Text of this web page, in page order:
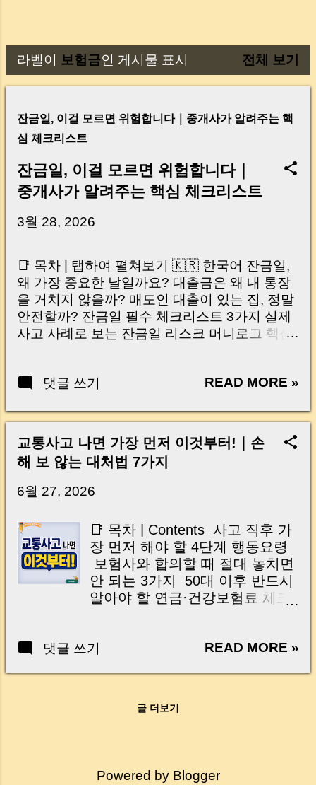
글
라벨이 보험금인 게시물 표시 전체 보기
잔금일, 이걸 모르면 위험합니다｜중개사가 알려주는 핵
심 체크리스트
잔금일, 이걸 모르면 위험합니다｜
중개사가 알려주는 핵심 체크리스트
3월 28, 2026
📑 목차 | 탭하여 펼쳐보기 🇰🇷 한국어 잔금일,
왜 가장 중요한 날일까요? 대출금은 왜 내 통장
을 거치지 않을까? 매도인 대출이 있는 집, 정말
안전할까? 잔금일 필수 체크리스트 3가지 실제
사고 사례로 보는 잔금일 리스크 머니로그 핵심
Your Account Is It Safe If the Seller Has a
Real Risks and Mistakes to Avoid MoneyLog
Key Takeaway 혹시 이런 생각 해보신 적 있으
신가요? “잔금일… 그냥 돈 보내고 끝나는 거 아
닌가요?” 하지만 현장에서 보면 전혀 그렇지 않
습니다. 잔금일은 ‘서류 몇 장 처리하는 날’이 아
이는 가장 긴장되는 순간 입니다. 실제로 제가
중개 현장에서 겪었던 일입니다. 금요일 오후 3
시, 이체 한도에 막혀 송금이 멈췄고 그 자리에
서 계약이 무산될 뻔한 아찔한 상황이 있었습니
다. 또 어떤 분은 이렇게 말씀하십니다. “내 대출
인데 왜 내 통장으로 안 들어오죠?” “매도인이 대
사실은 ‘구조’를 몰라서 생기는 걱정입니다. 그래
서 오늘은 잔금일에 실제로 돈이 어떻게 움직이
는지, 왜 사고가 나는지, 그리고 무엇을 꼭 준비
드리겠습니다. 이 글 하나만 제대로 이해하시면,
thought like this? “Closing day…...
댓글 쓰기 READ MORE »
교통사고 나면 가장 먼저 이것부터!｜손
해 보 않는 대처법 7가지
6월 27, 2026
📑 목차 | Contents 사고 직후 가
장 먼저 해야 할 4단계 행동요령
보험사와 합의할 때 절대 놓치면
안 되는 3가지 50대 이후 반드시
알아야 할 연금·건강보험료 체크
고 대처 체크리스트 🇺🇸 English
Settlement Mistakes to Avoid
Should Never Do After an
댓글 쓰기 READ MORE »
글 더보기
Powered by Blogger